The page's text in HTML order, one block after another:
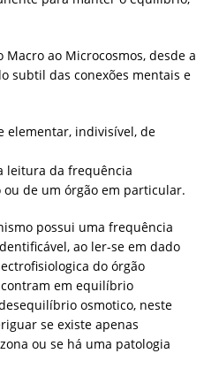
ao Microcosmos, desde a
subtil das conexões mentais e
elementar, indivisível, de
leitura da frequência
de um órgão em particular.
possui uma frequência
ao ler-se em dado
do órgão
em equilíbrio
osmotico, neste
se existe apenas
ou se há uma patologia